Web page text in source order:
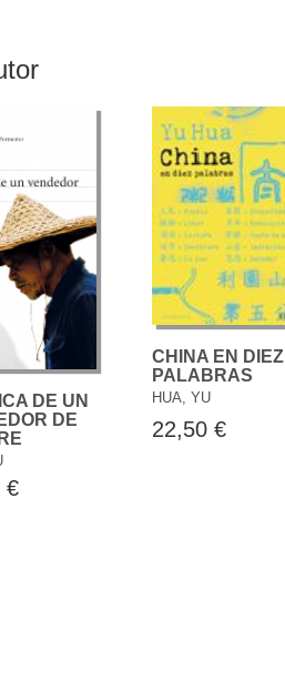
DE UN
DE
€
CHINA EN DIEZ
PALABRAS
HUA, YU
22,50 €